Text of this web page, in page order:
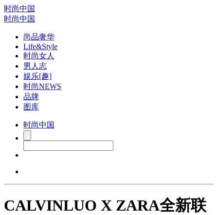
时尚中国
时尚中国
尚品奢华
Life&Style
时尚女人
男人志
娱乐[趣]
时尚NEWS
品牌
图库
时尚中国
CALVINLUO X ZARA全新联